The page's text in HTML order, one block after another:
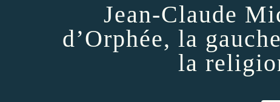
Jean-Claude
d’Orphée, la
la